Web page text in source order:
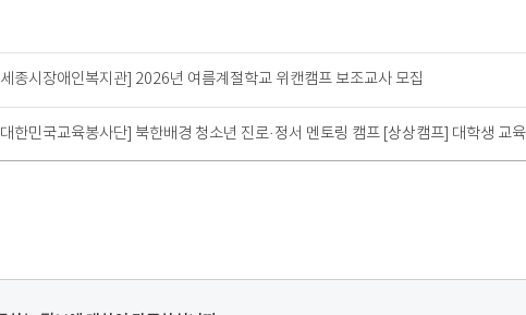
[세종시장애인복지관] 2026년 여름계절학교 위캔캠프 보조교사 모집
[대한민국교육봉사단] 북한배경 청소년 진로·정서 멘토링 캠프 [상상캠프] 대학생 교